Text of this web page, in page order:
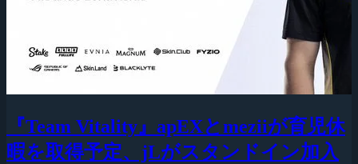
『Team Vitality』apEXとmeziiが育児休
暇を取得予定、jLがスタンドイン加入